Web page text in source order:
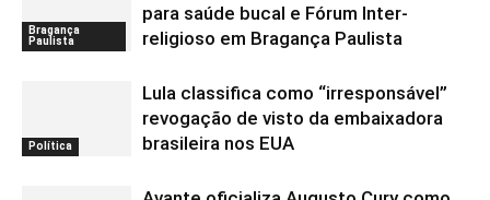
Bragança
Paulista
para saúde bucal e Fórum Inter-
religioso em Bragança Paulista
Política
Lula classifica como “irresponsável”
revogação de visto da embaixadora
brasileira nos EUA